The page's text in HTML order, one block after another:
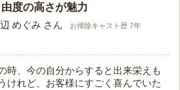
由度の高さが魅力
めぐみ さん お掃除キャスト歴 7年
時、今の自分からすると出来栄えも
けれど、お客様にすごく喜んでいた